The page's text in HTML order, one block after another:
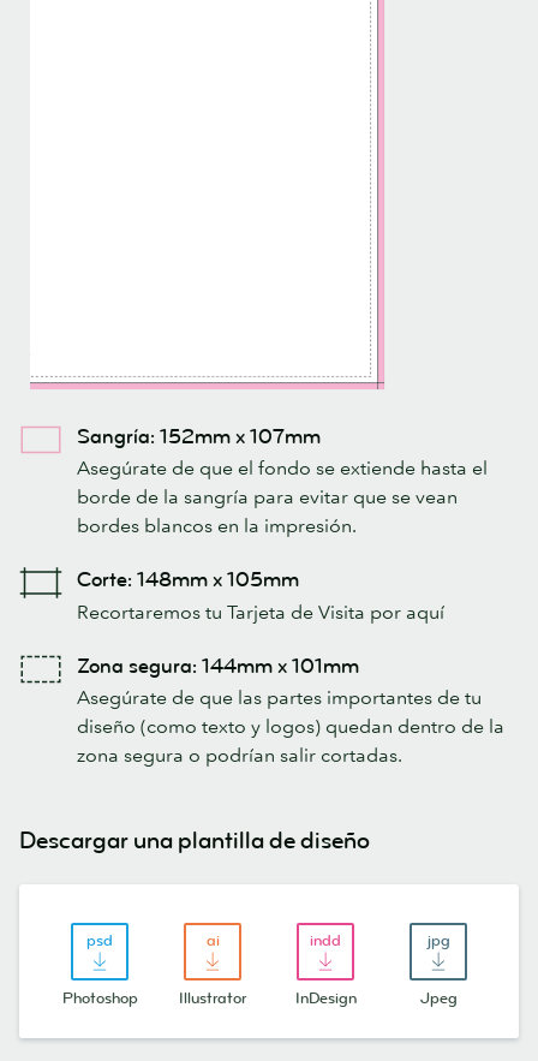
Sangría: 152mm x 107mm
Asegúrate de que el fondo se extiende hasta el
borde de la sangría para evitar que se vean
bordes blancos en la impresión.
Corte: 148mm x 105mm
Recortaremos tu Tarjeta de Visita por aquí
Zona segura: 144mm x 101mm
Asegúrate de que las partes importantes de tu
diseño (como texto y logos) quedan dentro de la
zona segura o podrían salir cortadas.
Descargar una plantilla de diseño
Photoshop Illustrator InDesign Jpeg